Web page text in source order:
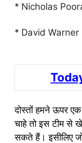
* Nicholas
* David Warner
दोस्तों हमने ऊपर
चाहे तो इस टीम से
सकते हैं। इसीलिए